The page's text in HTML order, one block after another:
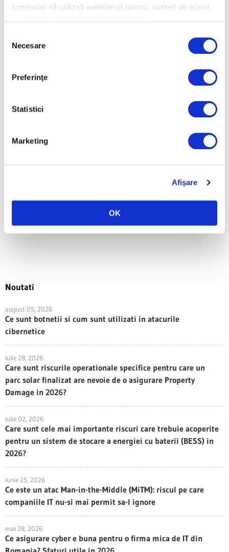
continuați să utilizați website-ul nostru, sunteți de acord
consimțământului
Necesare
Preferinţe
Statistici
Marketing
Afişare
OK
Leader Team Broker in
(Robotic Process
cadrul companiei
1
Share Post:
Previous Article Next Article
Write a Comment
Noutati
august 05, 2026
Ce sunt botnetii si cum sunt utilizati in atacurile
cibernetice
iulie 28, 2026
Care sunt riscurile operationale specifice pentru care un
parc solar finalizat are nevoie de o asigurare Property
Damage in 2026?
iulie 02, 2026
Care sunt cele mai importante riscuri care trebuie acoperite
pentru un sistem de stocare a energiei cu baterii (BESS) in
2026?
iunie 25, 2026
Ce este un atac Man-in-the-Middle (MiTM): riscul pe care
companiile IT nu-si mai permit sa-l ignore
mai 28, 2026
Ce asigurare cyber e buna pentru o firma mica de IT din